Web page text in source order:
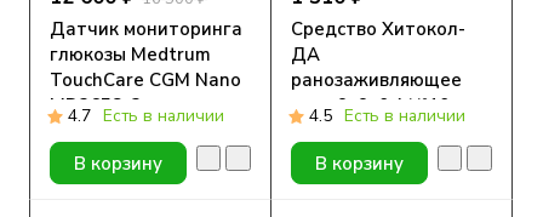
Датчик мониторинга
глюкозы Medtrum
TouchCare CGM Nano
MD3658, 2 шт.
4.7 Есть в наличии
В корзину
Средство Хитокол-
ДА
ранозаживляющее
стер 9х9х0,4 №10
4.5 Есть в наличии
В корзину